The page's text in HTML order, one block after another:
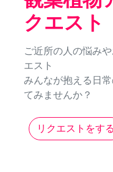
クエスト
ご近所の人の悩み
エスト
みんなが抱える日
てみませんか？
リクエストをする